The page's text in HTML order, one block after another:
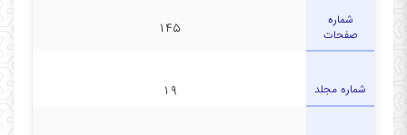
شماره
صفحات
۱۴۵
شماره مجلد ۱۹